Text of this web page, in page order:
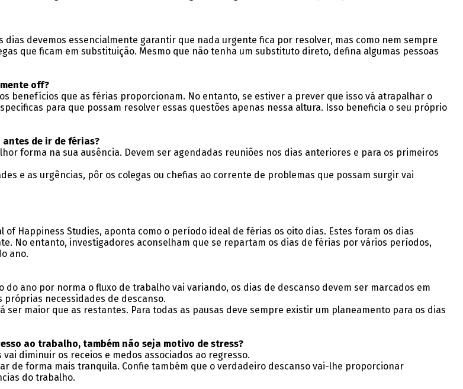
devemos essencialmente garantir que nada urgente fica por resolver, mas como nem sempre
que ficam em substituição. Mesmo que não tenha um substituto direto, defina algumas pessoas
off?
benefícios que as férias proporcionam. No entanto, se estiver a prever que isso vá atrapalhar o
para que possam resolver essas questões apenas nessa altura. Isso beneficia o seu próprio
antes de ir de férias?
forma na sua ausência. Devem ser agendadas reuniões nos dias anteriores e para os primeiros
e as urgências, pôr os colegas ou chefias ao corrente de problemas que possam surgir vai
Happiness Studies, aponta como o período ideal de férias os oito dias. Estes foram os dias
No entanto, investigadores aconselham que se repartam os dias de férias por vários períodos,
ano.
ano por norma o fluxo de trabalho vai variando, os dias de descanso devem ser marcados em
próprias necessidades de descanso.
ser maior que as restantes. Para todas as pausas deve sempre existir um planeamento para os dias
ao trabalho, também não seja motivo de stress?
diminuir os receios e medos associados ao regresso.
de forma mais tranquila. Confie também que o verdadeiro descanso vai-lhe proporcionar
do trabalho.